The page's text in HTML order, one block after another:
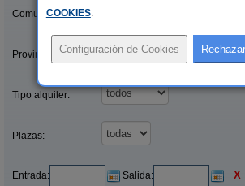
Comunidades:
Provincias/Islas:
Tipo alquiler:
Plazas:
Entrada: Salida: X
COOKIES.